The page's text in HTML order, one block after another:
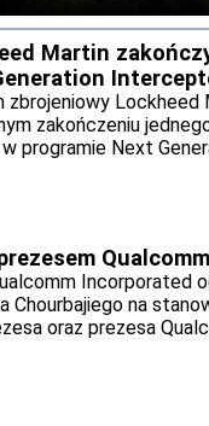
Martin
zbrojeniowy Lockheed
zakończeniu
programie Next
jeszcze na
Incorporated
Chourbajiego na
oraz prezesa